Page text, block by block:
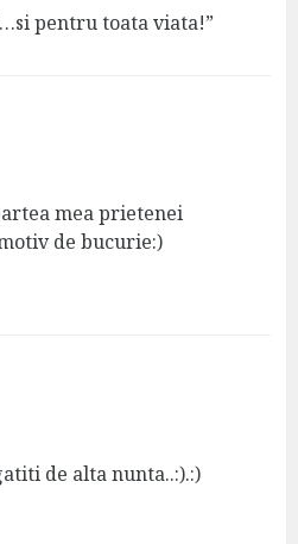
pentru toata viata!”
mea prietenei
de bucurie:)
de alta nunta..:).:)